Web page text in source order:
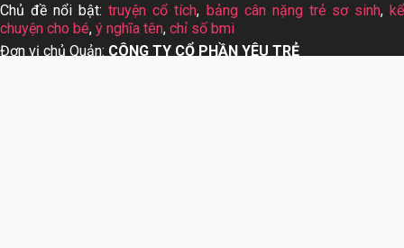
Chủ đề nổi bật:truyện cổ tích, bảng cân nặng trẻ sơ sinh, kể
chuyện cho bé, ý nghĩa tên, chỉ số bmi
Đơn vị chủ Quản: CÔNG TY CỔ PHẦN YÊU TRẺ